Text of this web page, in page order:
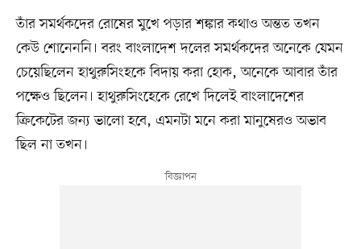
তাঁর সমর্থকদের রোষের মুখে পড়ার শঙ্কার কথাও অন্তত তখন
কেউ শোনেননি। বরং বাংলাদেশ দলের সমর্থকদের অনেকে যেমন
চেয়েছিলেন হাথুরুসিংহকে বিদায় করা হোক, অনেকে আবার তাঁর
পক্ষেও ছিলেন। হাথুরুসিংহেকে রেখে দিলেই বাংলাদেশের
ক্রিকেটের জন্য ভালো হবে, এমনটা মনে করা মানুষেরও অভাব
ছিল না তখন।